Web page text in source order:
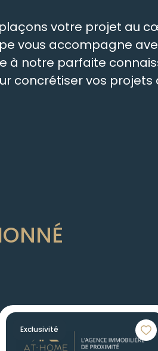
votre projet au
vous accompagne
à notre parfaite
concrétiser vos
Exclusivité